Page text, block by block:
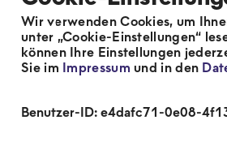
Fernwärmesystem
Wir verwenden Cookies, um
unter „Cookie-Einstellungen“
können Ihre Einstellungen
Sie im
Impressum und in den
Benutzer-ID: e4dafc71-0e08-